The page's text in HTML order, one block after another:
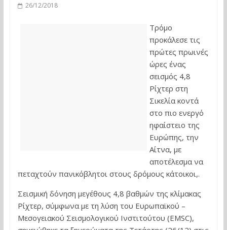
26/12/2018
Τρόμο
προκάλεσε τις
πρώτες πρωινές
ώρες ένας
σεισμός 4,8
Ρίχτερ στη
Σικελία κοντά
στο πιο ενεργό
ηφαίστειο της
Ευρώπης, την
Αίτνα, με
αποτέλεσμα να
πεταχτούν πανικόβλητοι στους δρόμους κάτοικοι,.
Σεισμική δόνηση μεγέθους 4,8 βαθμών της κλίμακας
Ρίχτερ, σύμφωνα με τη λύση του Ευρωπαϊκού –
Μεσογειακού Σεισμολογικού Ινστιτούτου (EMSC),